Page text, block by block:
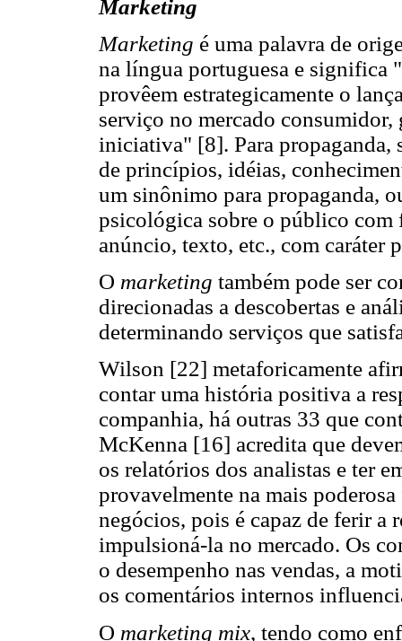
Marketing
Marketing é uma palavra de
na língua portuguesa e significa
provêem estrategicamente o
serviço no mercado
iniciativa" [8]. Para propaganda,
de princípios, idéias,
um sinônimo para propaganda,
psicológica sobre o público
anúncio, texto, etc., com
O marketing também pode ser
direcionadas a descobertas e
determinando serviços que
Wilson [22] metaforicamente
contar uma história positiva a
companhia, há outras 33 que
McKenna [16] acredita que
os relatórios dos analistas e ter
provavelmente na mais
negócios, pois é capaz de ferir a
impulsioná-la no mercado. Os
o desempenho nas vendas, a
os comentários internos
O marketing mix, tendo como